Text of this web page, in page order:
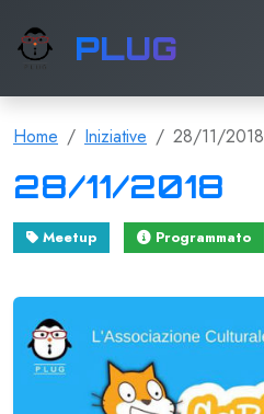
PLUG
Home Iniziative 28/11/2018
28/11/2018
Meetup Programmato